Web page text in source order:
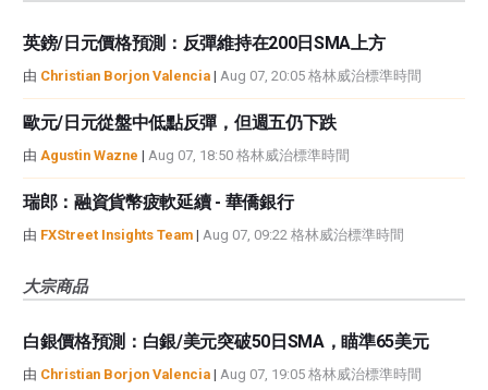
英鎊/日元價格預測：反彈維持在200日SMA上方
由 Christian Borjon Valencia | Aug 07, 20:05 格林威治標準時間
歐元/日元從盤中低點反彈，但週五仍下跌
由 Agustin Wazne | Aug 07, 18:50 格林威治標準時間
瑞郎：融資貨幣疲軟延續 - 華僑銀行
由 FXStreet Insights Team | Aug 07, 09:22 格林威治標準時間
大宗商品
白銀價格預測：白銀/美元突破50日SMA，瞄準65美元
由 Christian Borjon Valencia | Aug 07, 19:05 格林威治標準時間